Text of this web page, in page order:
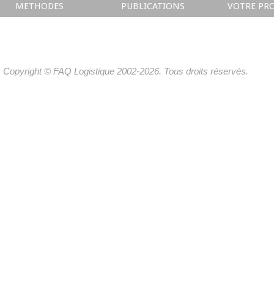
METHODES PUBLICATIONS VOTRE
Copyright © FAQ Logistique 2002-2026. Tous droits réservés.